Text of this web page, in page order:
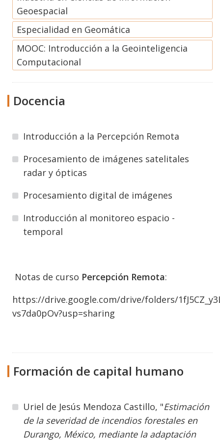
Geoespacial
Especialidad en Geomática
MOOC: Introducción a la Geointeligencia
Computacional
Docencia
Introducción a la Percepción Remota
Procesamiento de imágenes satelitales
radar y ópticas
Procesamiento digital de imágenes
Introducción al monitoreo espacio -
temporal
Notas de curso Percepción Remota:
https://drive.google.com/drive/folders/
vs7da0pOv?usp=sharing
Formación de capital humano
Uriel de Jesús Mendoza Castillo, "Estimación
de la severidad de incendios forestales en
Durango, México, mediante la adaptación